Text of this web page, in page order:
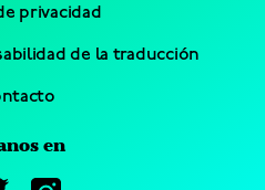
privacidad
de la traducción
en